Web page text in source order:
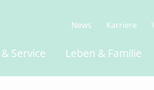
Service Leben & Familie
News Karriere